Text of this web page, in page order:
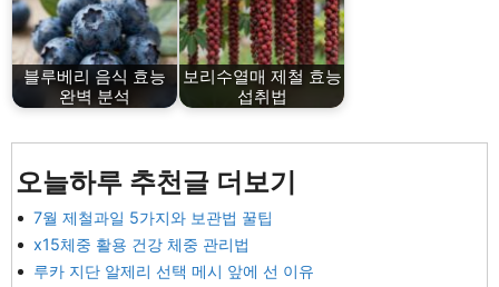
블루베리 음식 효능
완벽 분석
보리수열매 제철 효능
섭취법
오늘하루 추천글 더보기
7월 제철과일 5가지와 보관법 꿀팁
x15체중 활용 건강 체중 관리법
루카 지단 알제리 선택 메시 앞에 선 이유